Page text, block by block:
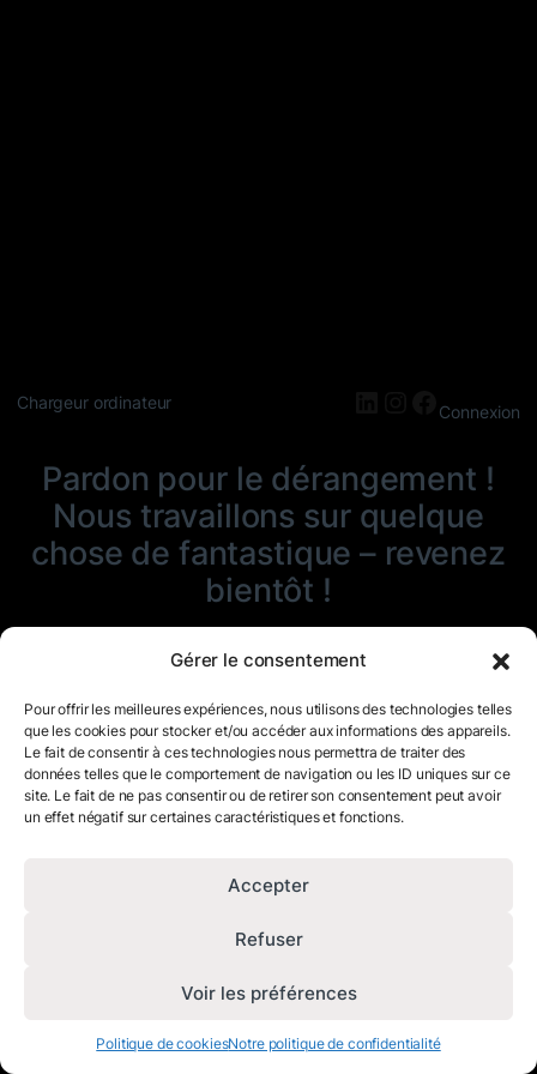
Gérer le consentement
Pour offrir les meilleures expériences, nous utilisons des technologies telles
que les cookies pour stocker et/ou accéder aux informations des appareils.
Le fait de consentir à ces technologies nous permettra de traiter des
données telles que le comportement de navigation ou les ID uniques sur ce
site. Le fait de ne pas consentir ou de retirer son consentement peut avoir
un effet négatif sur certaines caractéristiques et fonctions.
Accepter
Refuser
Voir les préférences
Politique de cookiesNotre politique de confidentialité
Chargeur ordinateur LinkedIn
Instagram
Connexion
Pardon pour le dérangement !
Nous travaillons sur quelque
chose de fantastique – revenez
bientôt !